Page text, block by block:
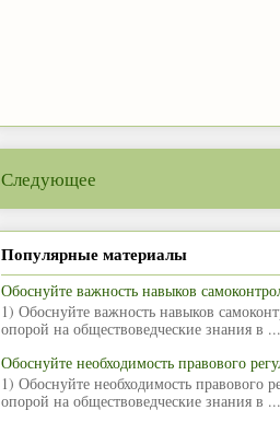
Следующее
Популярные материалы
Обоснуйте важность навыков
1) Обоснуйте важность навыков
опорой на обществоведческие знания в ...
Обоснуйте необходимость правового
1) Обоснуйте необходимость
опорой на обществоведческие знания в ...